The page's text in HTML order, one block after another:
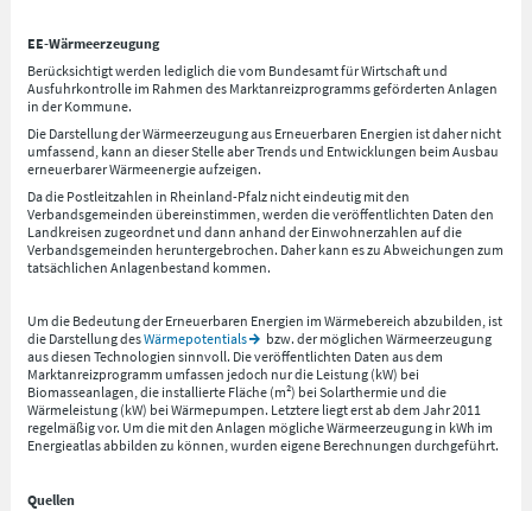
EE-Wärmeerzeugung
Berücksichtigt werden lediglich die vom Bundesamt für Wirtschaft und
Ausfuhrkontrolle im Rahmen des Marktanreizprogramms geförderten Anlagen
in der Kommune.
Die Darstellung der Wärmeerzeugung aus Erneuerbaren Energien ist daher nicht
umfassend, kann an dieser Stelle aber Trends und Entwicklungen beim Ausbau
erneuerbarer Wärmeenergie aufzeigen.
Da die Postleitzahlen in Rheinland-Pfalz nicht eindeutig mit den
Verbandsgemeinden übereinstimmen, werden die veröffentlichten Daten den
Landkreisen zugeordnet und dann anhand der Einwohnerzahlen auf die
Verbandsgemeinden heruntergebrochen. Daher kann es zu Abweichungen zum
tatsächlichen Anlagenbestand kommen.
Um die Bedeutung der Erneuerbaren Energien im Wärmebereich abzubilden, ist
die Darstellung desWärmepotentials
bzw. der möglichen Wärmeerzeugung
aus diesen Technologien sinnvoll. Die veröffentlichten Daten aus dem
Marktanreizprogramm umfassen jedoch nur die Leistung (kW) bei
Biomasseanlagen, die installierte Fläche (m²) bei Solarthermie und die
Wärmeleistung (kW) bei Wärmepumpen. Letztere liegt erst ab dem Jahr 2011
regelmäßig vor. Um die mit den Anlagen mögliche Wärmeerzeugung in kWh im
Energieatlas abbilden zu können, wurden eigene Berechnungen durchgeführt.
Quellen